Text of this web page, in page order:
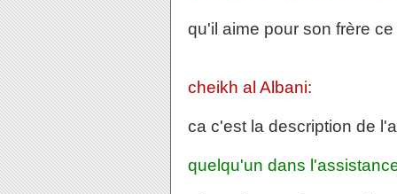
qu'il aime pour son frère
cheikh al Albani:
ca c'est la description de
quelqu'un dans